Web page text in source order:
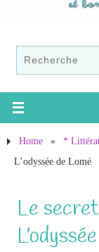
Home » *
L’odyssée de Lomé
Le